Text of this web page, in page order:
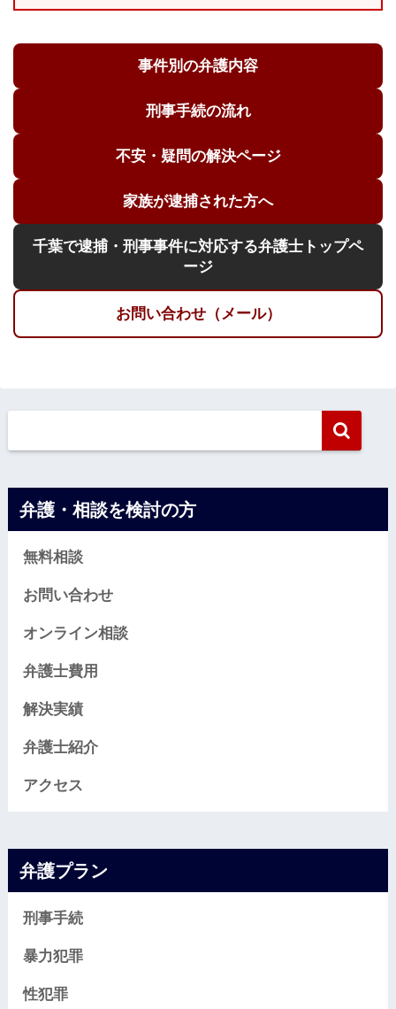
事件別の弁護内容
刑事手続の流れ
不安・疑問の解決ページ
家族が逮捕された方へ
千葉で逮捕・刑事事件に対応する弁護士トップペ
ージ
お問い合わせ（メール）
弁護・相談を検討の方
無料相談
お問い合わせ
オンライン相談
弁護士費用
解決実績
弁護士紹介
アクセス
弁護プラン
刑事手続
暴力犯罪
性犯罪